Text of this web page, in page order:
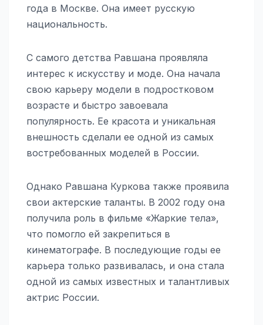
года в Москве. Она имеет русскую
национальность.
С самого детства Равшана проявляла
интерес к искусству и моде. Она начала
свою карьеру модели в подростковом
возрасте и быстро завоевала
популярность. Ее красота и уникальная
внешность сделали ее одной из самых
востребованных моделей в России.
Однако Равшана Куркова также проявила
свои актерские таланты. В 2002 году она
получила роль в фильме «Жаркие тела»,
что помогло ей закрепиться в
кинематографе. В последующие годы ее
карьера только развивалась, и она стала
одной из самых известных и талантливых
актрис России.